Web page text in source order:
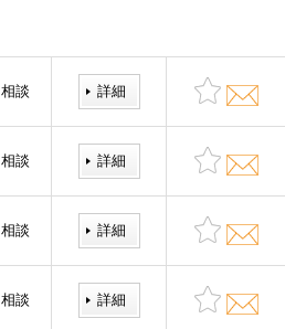
相談 詳細
相談 詳細
相談 詳細
相談 詳細